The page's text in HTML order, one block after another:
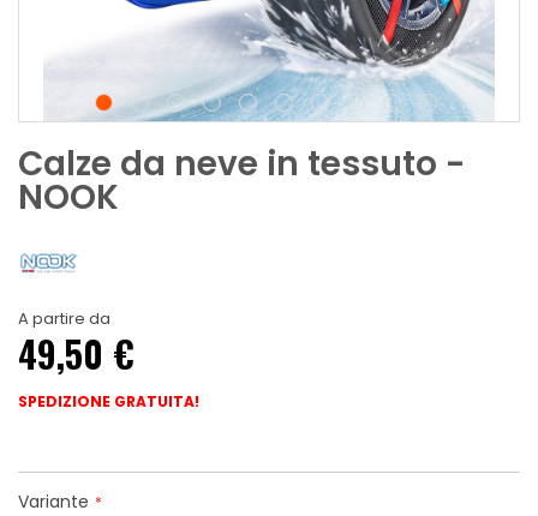
Calze da neve in tessuto -
NOOK
A partire da
49,50 €
SPEDIZIONE GRATUITA!
Variante